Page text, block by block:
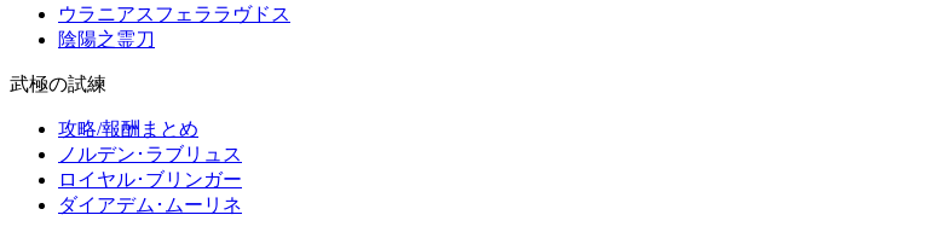
ウラニアスフェララヴドス
陰陽之霊刀
武極の試練
攻略/報酬まとめ
ノルデン･ラブリュス
ロイヤル･ブリンガー
ダイアデム･ムーリネ